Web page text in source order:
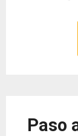
Paso